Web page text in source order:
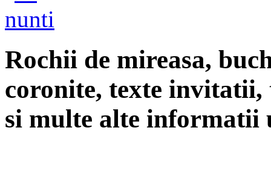
Rochii de mireasa,
coronite, texte
si multe alte informatii